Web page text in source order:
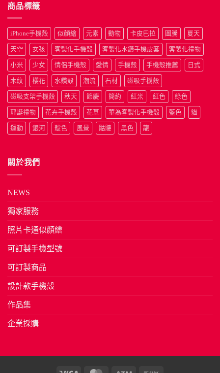
商品標籤
iPhone手機殼 似顏繪 元素 動物 卡皮巴拉 圖騰 夏天
天空 女孩 客製化手機殼 客製化水鑽手機皮套 客製化禮物
小米 少女 情侶手機殼 愛情 手機殼 手機殼推薦 日式
木紋 櫻花 水鑽殼 潮流 石材 磁吸手機殼
磁吸支架手機殼 秋天 節慶 簡約 紅米 紅色 綠色
耶誕禮物 花卉手機殼 花草 華為客製化手機殼 藍色 貓
運動 銀河 靛色 風景 骷髏 黑色 龍
關於我們
NEWS
獨家服務
照片卡通似顏繪
可訂製手機型號
可訂製商品
設計款手機殼
作品集
企業採購